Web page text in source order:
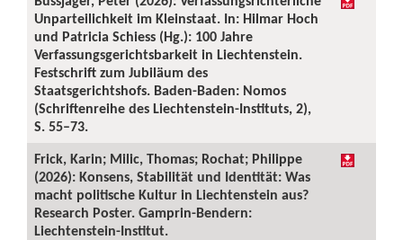
Unparteilichkeit im Kleinstaat. In: Hilmar Hoch
und Patricia Schiess (Hg.): 100 Jahre
Verfassungsgerichtsbarkeit in Liechtenstein.
Festschrift zum Jubiläum des
Staatsgerichtshofs. Baden-Baden: Nomos
(Schriftenreihe des Liechtenstein-Instituts, 2),
S. 55–73.
Frick, Karin; Milic, Thomas; Rochat; Philippe
(2026): Konsens, Stabilität und Identität: Was
macht politische Kultur in Liechtenstein aus?
Research Poster. Gamprin-Bendern:
Liechtenstein-Institut.